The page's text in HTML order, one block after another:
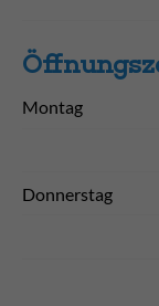
Montag
Donnerstag